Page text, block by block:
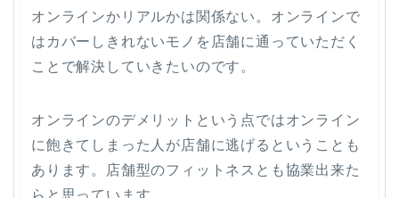
オンラインかリアルかは関係ない。オンラインで
はカバーしきれないモノを店舗に通っていただく
ことで解決していきたいのです。
オンラインのデメリットという点ではオンライン
に飽きてしまった人が店舗に逃げるということも
あります。店舗型のフィットネスとも協業出来た
らと思っています。